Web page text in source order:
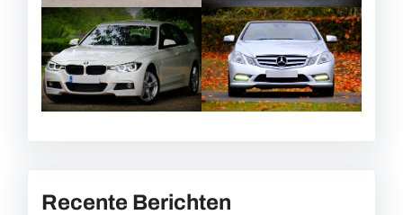
Recente Berichten